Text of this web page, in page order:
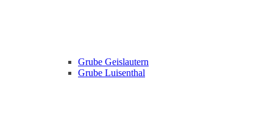
Grube Geislautern
Grube Luisenthal